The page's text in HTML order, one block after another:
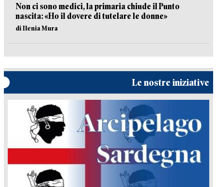
Non ci sono medici, la primaria chiude il Punto
nascita: «Ho il dovere di tutelare le donne»
di Ilenia Mura
Le nostre iniziative